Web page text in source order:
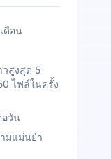
ดือน
สูงสุด 5
ไฟล์ในครั้ง
วัน
มแม่นยำ